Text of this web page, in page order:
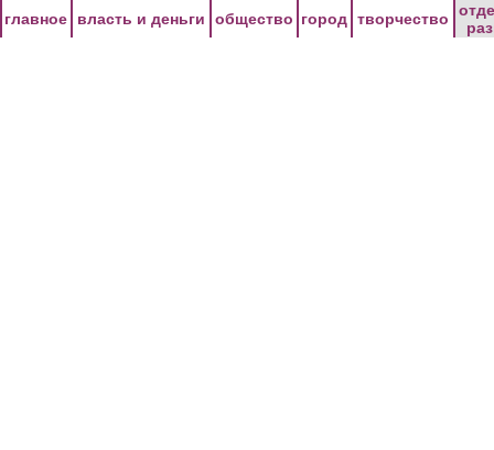
главное власть и деньги общество город творчество